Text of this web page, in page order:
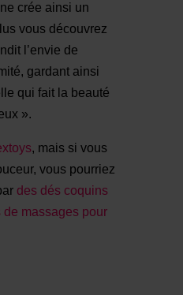
crée ainsi un
vous découvrez
l’envie de
gardant ainsi
qui fait la beauté
».
, mais si vous
vous pourriez
des dés coquins
de massages pour